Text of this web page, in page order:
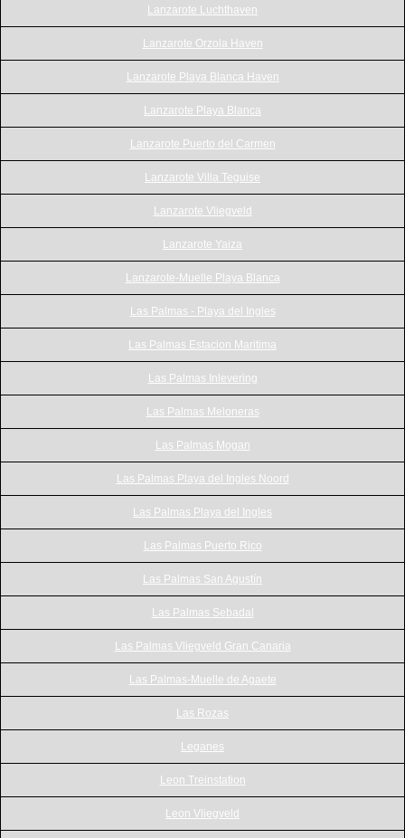
Lanzarote Luchthaven
Lanzarote Orzola Haven
Lanzarote Playa Blanca Haven
Lanzarote Playa Blanca
Lanzarote Puerto del Carmen
Lanzarote Villa Teguise
Lanzarote Vliegveld
Lanzarote Yaiza
Lanzarote-Muelle Playa Blanca
Las Palmas - Playa del Ingles
Las Palmas Estacion Maritima
Las Palmas Inlevering
Las Palmas Meloneras
Las Palmas Mogan
Las Palmas Playa del Ingles Noord
Las Palmas Playa del Ingles
Las Palmas Puerto Rico
Las Palmas San Agustín
Las Palmas Sebadal
Las Palmas Vliegveld Gran Canaria
Las Palmas-Muelle de Agaete
Las Rozas
Leganes
Leon Treinstation
Leon Vliegveld